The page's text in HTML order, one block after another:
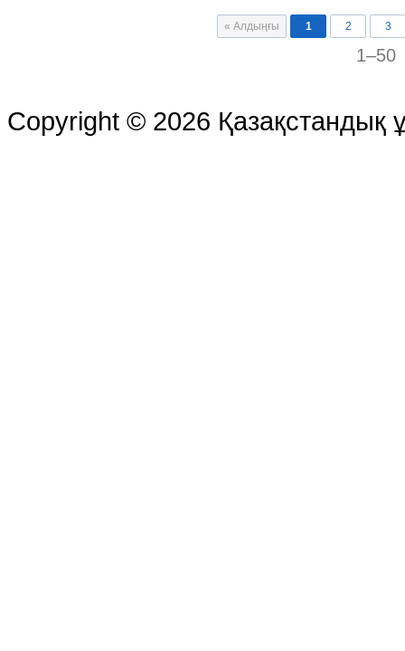
« Алдыңғы 1 2 3
1–50
Copyright © 2026 Қазақстандық